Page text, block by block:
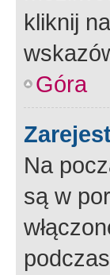
kliknij
Góra
Na
są w